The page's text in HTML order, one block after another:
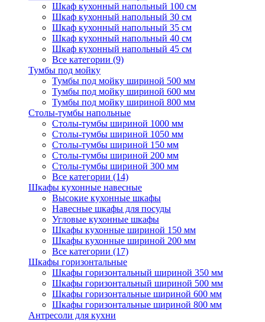
Шкаф кухонный напольный 100 см
Шкаф кухонный напольный 30 см
Шкаф кухонный напольный 35 см
Шкаф кухонный напольный 40 см
Шкаф кухонный напольный 45 см
Все категории (9)
Тумбы под мойку
Тумбы под мойку шириной 500 мм
Тумбы под мойку шириной 600 мм
Тумбы под мойку шириной 800 мм
Столы-тумбы напольные
Столы-тумбы шириной 1000 мм
Столы-тумбы шириной 1050 мм
Столы-тумбы шириной 150 мм
Столы-тумбы шириной 200 мм
Столы-тумбы шириной 300 мм
Все категории (14)
Шкафы кухонные навесные
Высокие кухонные шкафы
Навесные шкафы для посуды
Угловые кухонные шкафы
Шкафы кухонные шириной 150 мм
Шкафы кухонные шириной 200 мм
Все категории (17)
Шкафы горизонтальные
Шкафы горизонтальный шириной 350 мм
Шкафы горизонтальный шириной 500 мм
Шкафы горизонтальные шириной 600 мм
Шкафы горизонтальные шириной 800 мм
Антресоли для кухни